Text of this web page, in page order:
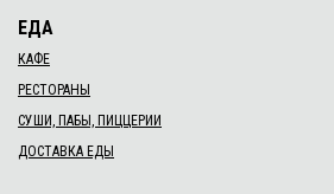
ЕДА
КАФЕ
РЕСТОРАНЫ
СУШИ, ПАБЫ, ПИЦЦЕРИИ
ДОСТАВКА ЕДЫ